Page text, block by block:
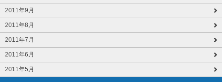
2011年9月
2011年8月
2011年7月
2011年6月
2011年5月